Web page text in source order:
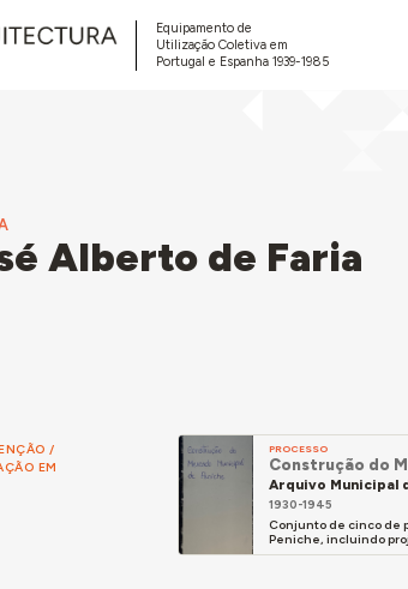
Equipamento de
Utilização Coletiva em
Portugal e Espanha 1939-1985
Alberto de Faria
/
EM
PROCESSO
Construção do
Arquivo Municipal
1930-1945
Conjunto de cinco de
Peniche, incluindo